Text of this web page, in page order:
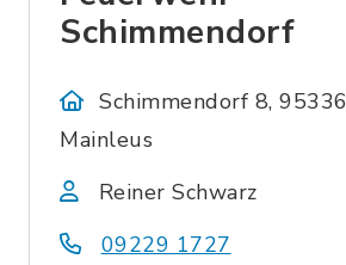
Schimmendorf
Schimmendorf 8, 95336
Mainleus
Reiner Schwarz
09229 1727